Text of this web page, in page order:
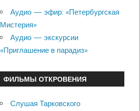
Аудио — эфир: «Петербургская
Мистерия»
Аудио — экскурсии
«Приглашение в парадиз»
ФИЛЬМЫ ОТКРОВЕНИЯ
Слушая Тарковского